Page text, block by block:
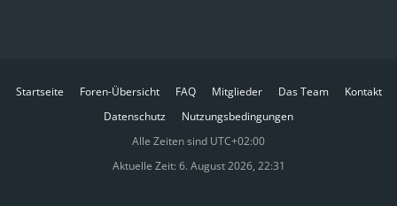
Startseite Foren-Übersicht FAQ Mitglieder Das Team
Kontakt
Datenschutz
Nutzungsbedingungen
Alle Zeiten sind UTC+02:00
Aktuelle Zeit: 6. August 2026, 22:31